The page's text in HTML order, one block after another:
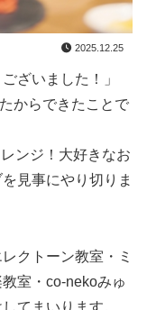
2025.12.25
ざいました！」
からできたことで
ンジ！大好きなお
見事にやり切りま
クトーン教室・ミ
室・co-nekoみゅ